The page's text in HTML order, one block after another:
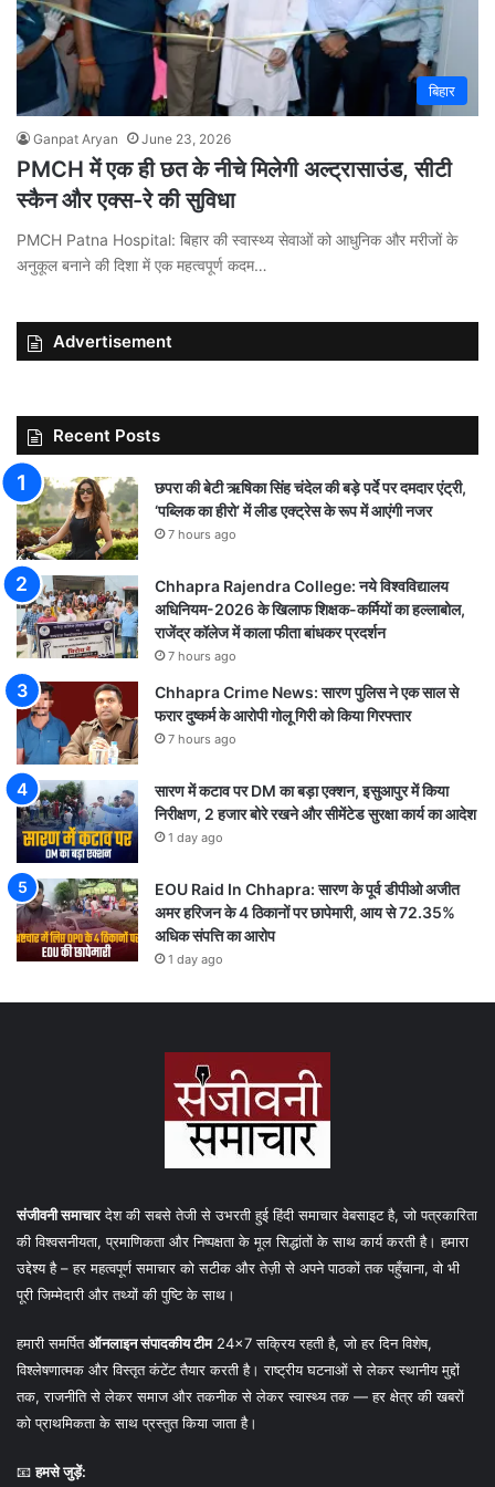
बिहार
Ganpat Aryan June 23, 2026
PMCH में एक ही छत के नीचे मिलेगी अल्ट्रासाउंड, सीटी
स्कैन और एक्स-रे की सुविधा
PMCH Patna Hospital: बिहार की स्वास्थ्य सेवाओं को आधुनिक और मरीजों के
अनुकूल बनाने की दिशा में एक महत्वपूर्ण कदम…
Advertisement
Recent Posts
छपरा की बेटी ऋषिका सिंह चंदेल की बड़े पर्दे पर दमदार एंट्री,
‘पब्लिक का हीरो’ में लीड एक्ट्रेस के रूप में आएंगी नजर
7 hours ago
Chhapra Rajendra College: नये विश्वविद्यालय
अधिनियम-2026 के खिलाफ शिक्षक-कर्मियों का हल्लाबोल,
राजेंद्र कॉलेज में काला फीता बांधकर प्रदर्शन
7 hours ago
Chhapra Crime News: सारण पुलिस ने एक साल से
फरार दुष्कर्म के आरोपी गोलू गिरी को किया गिरफ्तार
7 hours ago
सारण में कटाव पर DM का बड़ा एक्शन, इसुआपुर में किया
निरीक्षण, 2 हजार बोरे रखने और सीमेंटेड सुरक्षा कार्य का आदेश
1 day ago
EOU Raid In Chhapra: सारण के पूर्व डीपीओ अजीत
अमर हरिजन के 4 ठिकानों पर छापेमारी, आय से 72.35%
अधिक संपत्ति का आरोप
1 day ago
संजीवनी समाचारदेश की सबसे तेजी से उभरती हुई हिंदी समाचार वेबसाइट है, जो पत्रकारिता
की विश्वसनीयता, प्रमाणिकता और निष्पक्षता के मूल सिद्धांतों के साथ कार्य करती है। हमारा
उद्देश्य है – हर महत्वपूर्ण समाचार को सटीक और तेज़ी से अपने पाठकों तक पहुँचाना, वो भी
पूरी जिम्मेदारी और तथ्यों की पुष्टि के साथ।
हमारी समर्पितऑनलाइन संपादकीय टीम24×7 सक्रिय रहती है, जो हर दिन विशेष,
विश्लेषणात्मक और विस्तृत कंटेंट तैयार करती है। राष्ट्रीय घटनाओं से लेकर स्थानीय मुद्दों
तक, राजनीति से लेकर समाज और तकनीक से लेकर स्वास्थ्य तक — हर क्षेत्र की खबरों
को प्राथमिकता के साथ प्रस्तुत किया जाता है।
📧हमसे जुड़ें: